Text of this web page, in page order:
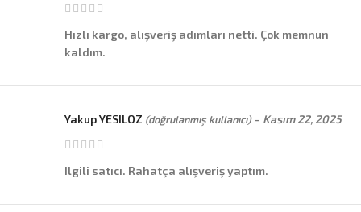
Hızlı kargo, alışveriş adımları netti. Çok memnun
kaldım.
Yakup YESILOZ (doğrulanmış kullanıcı) – Kasım 22, 2025
Ilgili satıcı. Rahatça alışveriş yaptım.